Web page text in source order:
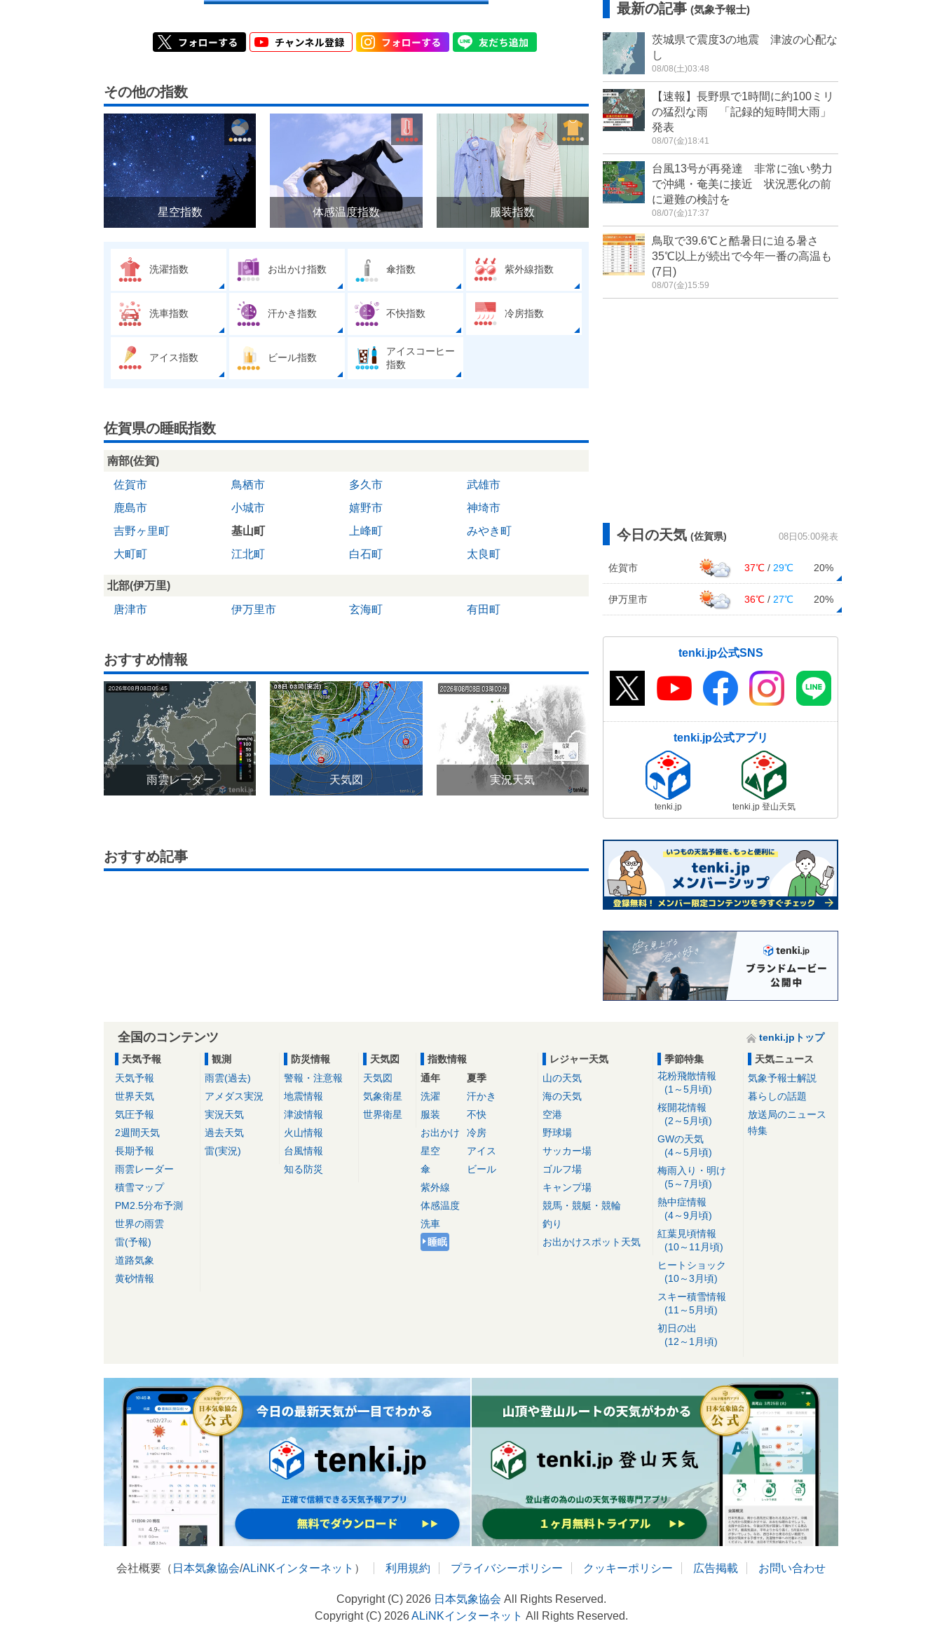
その他の指数
星空指数 体感温度指数 服装指数
洗濯指数 お出かけ指数 傘指数 紫外線指数
洗車指数 汗かき指数 不快指数 冷房指数
アイス指数 ビール指数
アイスコーヒー
指数
佐賀県の睡眠指数
南部(佐賀)
佐賀市
鳥栖市 多久市
武雄市
鹿島市
小城市 嬉野市
神埼市
吉野ヶ里町
基山町 上峰町
みやき町
大町町
江北町 白石町 太良町
北部(伊万里)
唐津市
伊万里市 玄海町 有田町
おすすめ情報
雨雲レーダー 天気図 実況天気
おすすめ記事
最新の記事 (気象予報士)
茨城県で震度3の地震 津波の心配な
し
08/08(土)03:48
【速報】長野県で1時間に約100ミリ
の猛烈な雨 「記録的短時間大雨」
発表
08/07(金)18:41
台風13号が再発達 非常に強い勢力
で沖縄・奄美に接近 状況悪化の前
に避難の検討を
08/07(金)17:37
鳥取で39.6℃と酷暑日に迫る暑さ
35℃以上が続出で今年一番の高温も
(7日)
08/07(金)15:59
今日の天気 (佐賀県) 08日05:00発表
佐賀市 37℃ / 29℃ 20%
伊万里市 36℃ / 27℃ 20%
tenki.jp公式SNS
tenki.jp公式アプリ
tenki.jp tenki.jp 登山天気
全国のコンテンツ
tenki.jpトップ
天気予報
天気予報
世界天気
気圧予報
2週間天気
長期予報
雨雲レーダー
積雪マップ
PM2.5分布予測
世界の雨雲
雷(予報)
道路気象
黄砂情報
観測
雨雲(過去)
アメダス実況
実況天気
過去天気
雷(実況)
防災情報
警報・注意報
地震情報
津波情報
火山情報
台風情報
知る防災
天気図
天気図
気象衛星
世界衛星
指数情報
通年
洗濯
服装
お出かけ
星空
傘
紫外線
体感温度
洗車
睡眠
夏季
汗かき
不快
冷房
アイス
ビール
レジャー天気
山の天気
海の天気
空港
野球場
サッカー場
ゴルフ場
キャンプ場
競馬・競艇・競輪
釣り
お出かけスポット天気
季節特集
花粉飛散情報
(1～5月頃)
桜開花情報
(2～5月頃)
GWの天気
(4～5月頃)
梅雨入り・明け
(5～7月頃)
熱中症情報
(4～9月頃)
紅葉見頃情報
(10～11月頃)
ヒートショック
(10～3月頃)
スキー積雪情報
(11～5月頃)
初日の出
(12～1月頃)
天気ニュース
気象予報士解説
暮らしの話題
放送局のニュース
特集
会社概要（ 日本気象協会/ALiNKインターネット ） 利用規約 プライバシーポリシー クッキーポリシー 広告掲載 お問い合わせ
Copyright (C) 2026 日本気象協会 All Rights Reserved.
Copyright (C) 2026ALiNKインターネット All Rights Reserved.